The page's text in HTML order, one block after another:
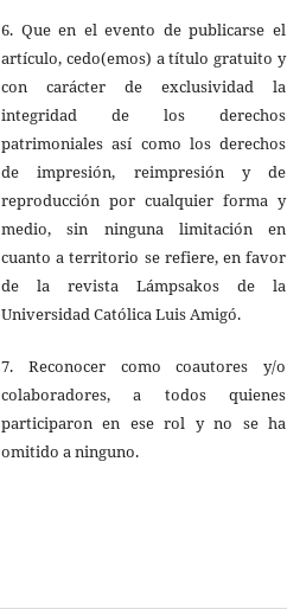
6. Que en el evento de publicarse el
artículo, cedo(emos) a título gratuito y
con carácter de exclusividad la
integridad de los derechos
patrimoniales así como los derechos
de impresión, reimpresión y de
reproducción por cualquier forma y
medio, sin ninguna limitación en
cuanto a territorio se refiere, en favor
de la revista Lámpsakos de la
Universidad Católica Luis Amigó.
7. Reconocer como coautores y/o
colaboradores, a todos quienes
participaron en ese rol y no se ha
omitido a ninguno.